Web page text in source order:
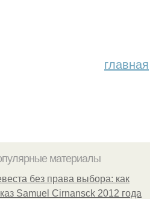
главная
материалы
без права выбора: как
Samuel Cirnansck 2012 года